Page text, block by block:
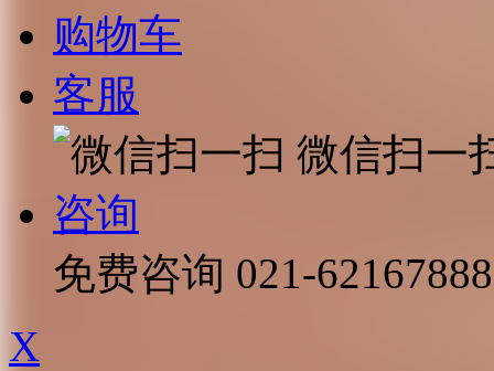
购物车
客服
微信扫一
咨询
免费咨询 021-62167888
X